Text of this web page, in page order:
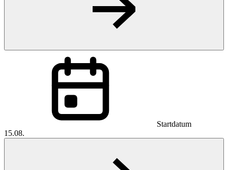
Startdatum
15.08.